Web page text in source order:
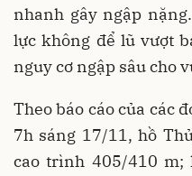
nhanh gây ngập
lực không để lũ vượt
nguy cơ ngập sâu cho
Theo báo cáo của các
7h sáng 17/11, hồ
cao trình 405/410 m;